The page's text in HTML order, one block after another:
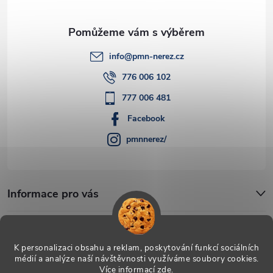
K personalizaci obsahu a reklam, poskytování funkcí sociálních
médií a analýze naší návštěvnosti využíváme soubory cookies.
Více informacízde.
info@pmn-nerez.cz
776 006 102
777 006 481
Facebook
pmnnerez/
Informace pro vás